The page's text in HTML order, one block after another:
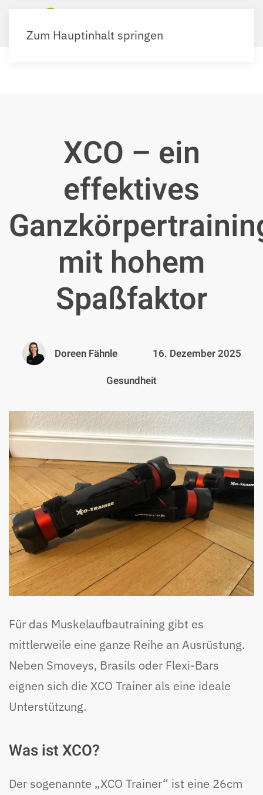
Zum Hauptinhalt springen
XCO – ein
effektives
mit hohem
Spaßfaktor
Doreen Fähnle
16. Dezember 2025
Gesundheit
Für das Muskelaufbautraining gibt es
mittlerweile eine ganze Reihe an Ausrüstung.
Neben Smoveys, Brasils oder Flexi-Bars
eignen sich die XCO Trainer als eine ideale
Unterstützung.
Was ist XCO?
Der sogenannte „XCO Trainer“ ist eine 26cm